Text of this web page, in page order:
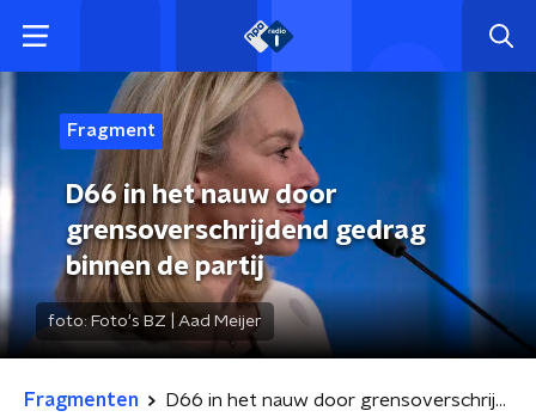
Fragment
D66 in het nauw door
grensoverschrijdend gedrag
binnen de partij
foto: Foto's BZ | Aad Meijer
Fragmenten D66 in het nauw door grensoverschrijdend gedrag binnen de partij